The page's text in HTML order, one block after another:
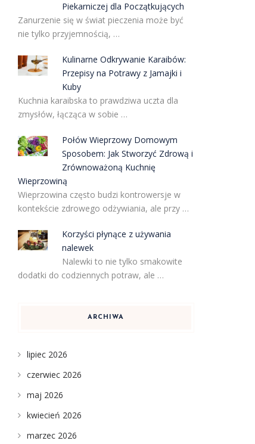
Piekarniczej dla Początkujących
Zanurzenie się w świat pieczenia może być
nie tylko przyjemnością, …
Kulinarne Odkrywanie Karaibów:
Przepisy na Potrawy z Jamajki i
Kuby
Kuchnia karaibska to prawdziwa uczta dla
zmysłów, łącząca w sobie …
Połów Wieprzowy Domowym
Sposobem: Jak Stworzyć Zdrową i
Zrównoważoną Kuchnię
Wieprzowiną
Wieprzowina często budzi kontrowersje w
kontekście zdrowego odżywiania, ale przy …
Korzyści płynące z używania
nalewek
Nalewki to nie tylko smakowite
dodatki do codziennych potraw, ale …
ARCHIWA
lipiec 2026
czerwiec 2026
maj 2026
kwiecień 2026
marzec 2026